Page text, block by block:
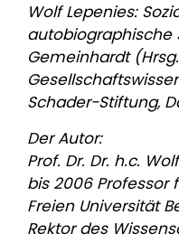
Wolf Lepenies:
autobiographische
Gemeinhardt
Schader-Stiftung,
Der Autor:
Prof. Dr. Dr. h.c.
bis 2006 Professor
Freien Universität
Rektor des